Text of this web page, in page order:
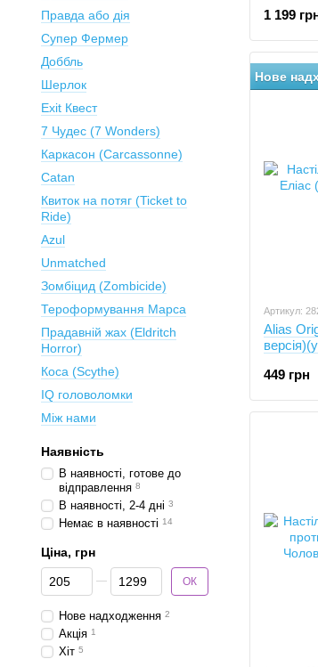
1 199
Нове
Артикул:
Alias
449 грн
Правда або дія
Супер Фермер
Доббль
Шерлок
Exit Квест
7 Чудес (7 Wonders)
Каркасон (Carcassonne)
Catan
Квиток на потяг (Ticket to
Ride)
Azul
Unmatched
Зомбіцид (Zombicide)
Тероформування Марса
Прадавній жах (Eldritch
Horror)
Коса (Scythe)
IQ головоломки
Між нами
Наявність
В наявності, готове до
відправлення 8
В наявності, 2-4 дні 3
Немає в наявності 14
Ціна, грн
Від Ціна, грн
До Ціна, грн ОК
Нове надходження 2
Акція 1
Хіт 5